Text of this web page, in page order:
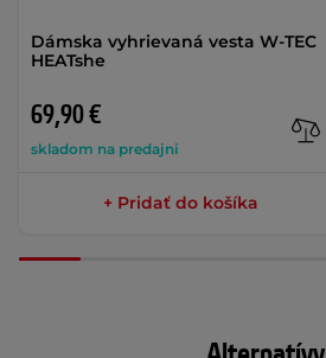
Dámska vyhrievaná vesta W-TEC
HEATshe
69,90 €
skladom na predajni
+ Pridať do košíka